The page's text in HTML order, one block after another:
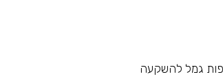
גמל להשקעה